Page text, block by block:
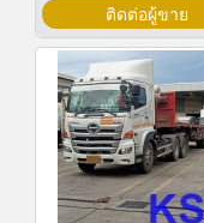
ติดต่อผู้ขาย